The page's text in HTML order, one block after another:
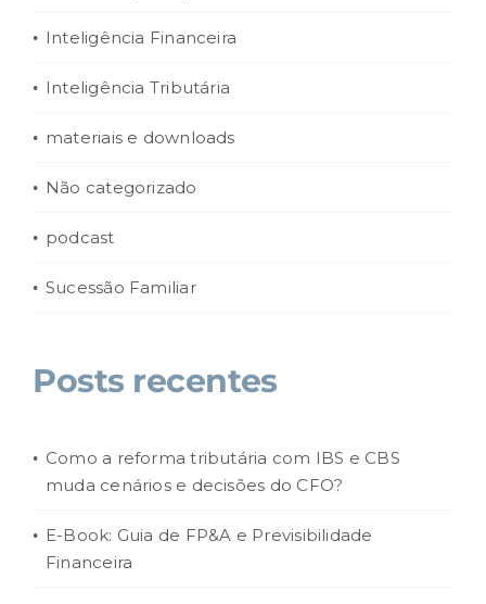
Inteligência Financeira
Inteligência Tributária
materiais e downloads
Não categorizado
podcast
Sucessão Familiar
Posts recentes
Como a reforma tributária com IBS e CBS
muda cenários e decisões do CFO?
E-Book: Guia de FP&A e Previsibilidade
Financeira